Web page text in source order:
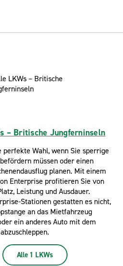
– Britische Jungferninseln
perfekte Wahl, wenn Sie sperrige
müssen oder einen
planen. Mit einem
Enterprise profitieren Sie von
Leistung und Ausdauer.
Stationen gestatten es nicht,
an das Mietfahrzeug
ein anderes Auto mit dem
Alle 1 LKWs